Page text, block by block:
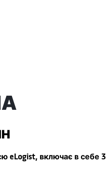
eLogist, включає в себе 3